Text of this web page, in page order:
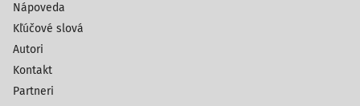
Nápoveda
Kľúčové slová
Autori
Kontakt
Partneri